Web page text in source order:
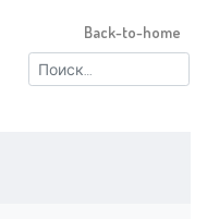
Найти:
Back-to-home